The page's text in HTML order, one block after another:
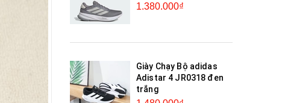
1.380.000₫
Giày Chạy Bộ adidas
Adistar 4 JR0318 đen
trắng